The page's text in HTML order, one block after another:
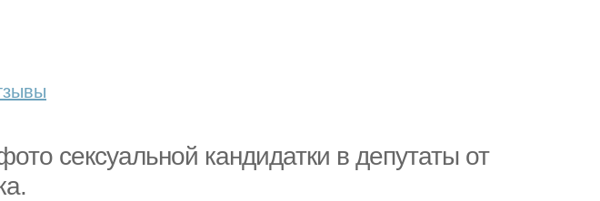
сексуальной кандидатки в депутаты от